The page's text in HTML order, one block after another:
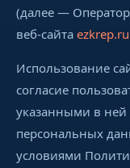
(далее —
веб-сайта ezkrep.ru
Использование
согласие
указанными в ней
персональных
условиями